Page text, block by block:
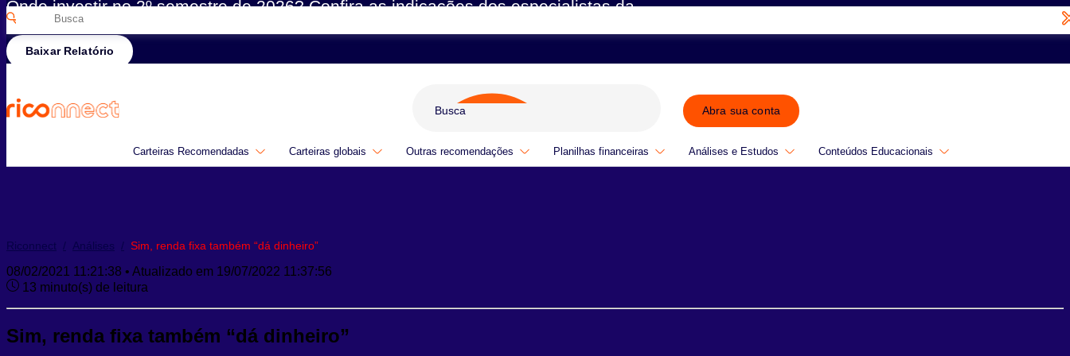
Pesquisar
por:
Onde investir no 2º semestre de 2026? Confira as indicações dos especialistas da
Rico
Baixar Relatório
Abra sua conta
Carteiras Recomendadas Carteiras globais Outras recomendações Planilhas financeiras Análises e Estudos Conteúdos Educacionais
Riconnect / Análises / Sim, renda fixa também “dá dinheiro”
08/02/2021 11:21:38 • Atualizado em 19/07/2022 11:37:56
13 minuto(s) de leitura
Sim, renda fixa também “dá dinheiro”